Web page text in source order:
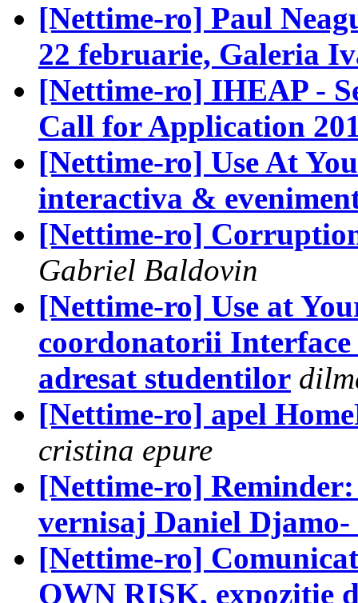
[Nettime-ro] Paul
22 februarie, Galeria
[Nettime-ro] IHEAP -
Call for Application
[Nettime-ro] Use At
interactiva &
[Nettime-ro]
Gabriel Baldovin
[Nettime-ro] Use at
coordonatorii
adresat studentilor
[Nettime-ro] apel
cristina epure
[Nettime-ro]
vernisaj Daniel Djamo-
[Nettime-ro]
OWN RISK, expozitie